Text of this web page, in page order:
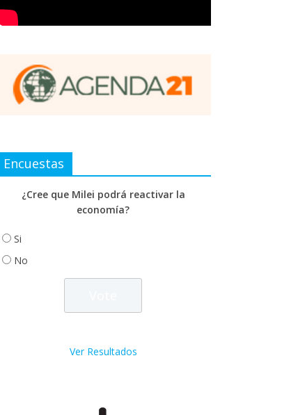
Encuestas
¿Cree que Milei podrá reactivar la
economía?
Si
No
Ver Resultados